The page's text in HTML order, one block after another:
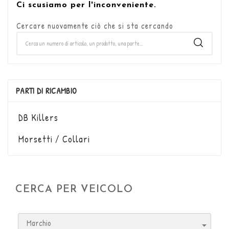
Ci scusiamo per l'inconveniente.
Cercare nuovamente ciò che si sta cercando
PARTI DI RICAMBIO
DB Killers
Morsetti / Collari
CERCA PER VEICOLO
Marchio